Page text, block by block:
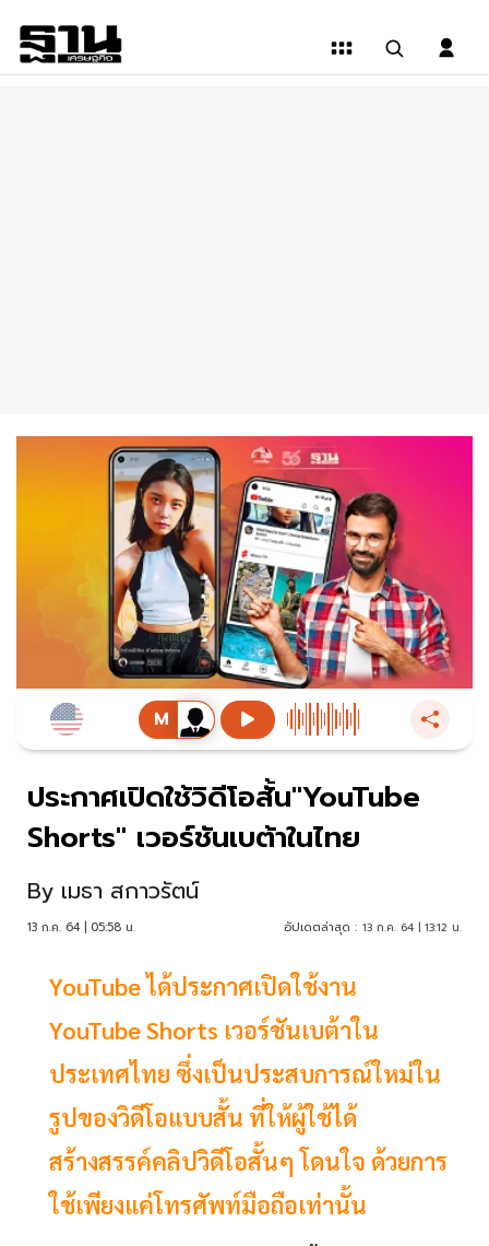
ประกาศเปิดใช้วิดีโอสั้น"YouTube
Shorts" เวอร์ชันเบต้าในไทย
By เมธา สกาวรัตน์
13 ก.ค. 64 | 05:58 น. อัปเดตล่าสุด : 13 ก.ค. 64 | 13:12 น.
YouTube ได้ประกาศเปิดใช้งาน
YouTube Shorts เวอร์ชันเบต้าใน
ประเทศไทย ซึ่งเป็นประสบการณ์ใหม่ใน
รูปของวิดีโอแบบสั้น ที่ให้ผู้ใช้ได้
สร้างสรรค์คลิปวิดีโอสั้นๆ โดนใจ ด้วยการ
ใช้เพียงแค่โทรศัพท์มือถือเท่านั้น